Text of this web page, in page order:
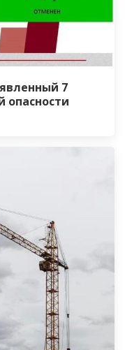
7
опасности